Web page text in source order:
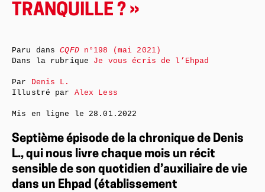
TRANQUILLE ? »
Septième épisode de la chronique de Denis
L., qui nous livre chaque mois un récit
sensible de son quotidien d’auxiliaire de vie
dans un Ehpad (établissement
Paru dansCQFDn°198 (mai 2021)
Dans la rubrique Je vous écris de l’Ehpad
Par Denis L.
Illustré par Alex Less
Mis en ligne le 28.01.2022